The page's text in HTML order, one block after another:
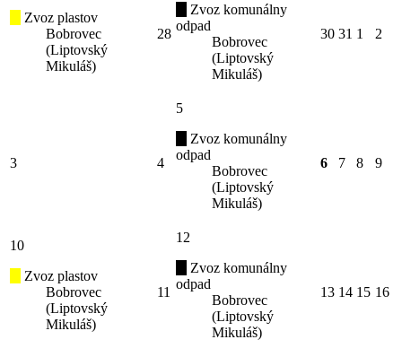
Zvoz plastov
Bobrovec
(Liptovský
Mikuláš)
28
Zvoz komunálny
odpad
Bobrovec
(Liptovský
Mikuláš)
30 31 1 2
3 4
5
Zvoz komunálny
odpad
Bobrovec
(Liptovský
Mikuláš)
6 7 8 9
10
Zvoz plastov
Bobrovec
(Liptovský
Mikuláš)
11
12
Zvoz komunálny
odpad
Bobrovec
(Liptovský
Mikuláš)
13 14 15 16